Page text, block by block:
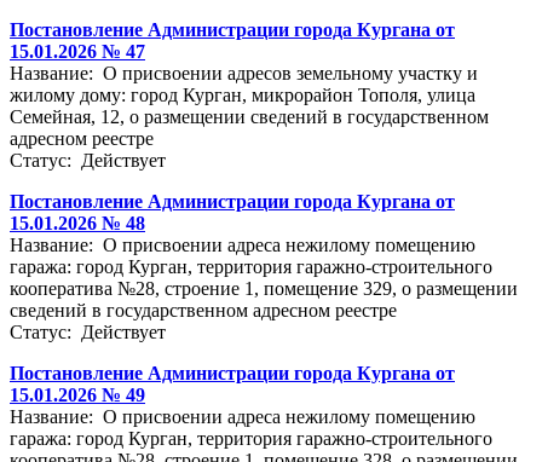
Постановление Администрации города Кургана от
15.01.2026 № 47
Название: О присвоении адресов земельному участку и
жилому дому: город Курган, микрорайон Тополя, улица
Семейная, 12, о размещении сведений в государственном
адресном реестре
Статус: Действует
Постановление Администрации города Кургана от
15.01.2026 № 48
Название: О присвоении адреса нежилому помещению
гаража: город Курган, территория гаражно-строительного
кооператива №28, строение 1, помещение 329, о размещении
сведений в государственном адресном реестре
Статус: Действует
Постановление Администрации города Кургана от
15.01.2026 № 49
Название: О присвоении адреса нежилому помещению
гаража: город Курган, территория гаражно-строительного